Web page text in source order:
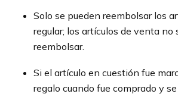
Solo se pueden reembolsar los
regular; los artículos de venta no
reembolsar.
Si el artículo en cuestión fue
regalo cuando fue comprado y